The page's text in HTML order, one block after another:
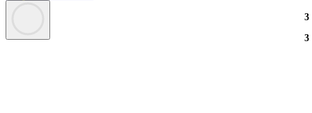
3
3
2
2
3
3
3
3